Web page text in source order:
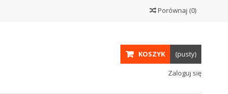
Porównaj (0)
KOSZYK (pusty)
Zaloguj się